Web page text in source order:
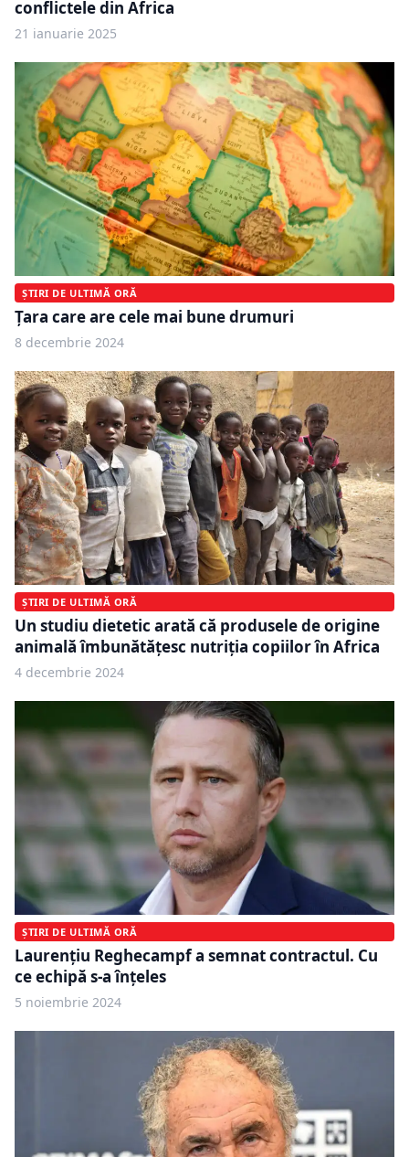
conflictele din Africa
21 ianuarie 2025
ȘTIRI DE ULTIMĂ ORĂ
Țara care are cele mai bune drumuri
8 decembrie 2024
ȘTIRI DE ULTIMĂ ORĂ
Un studiu dietetic arată că produsele de origine
animală îmbunătățesc nutriția copiilor în Africa
4 decembrie 2024
ȘTIRI DE ULTIMĂ ORĂ
Laurențiu Reghecampf a semnat contractul. Cu
ce echipă s-a înțeles
5 noiembrie 2024